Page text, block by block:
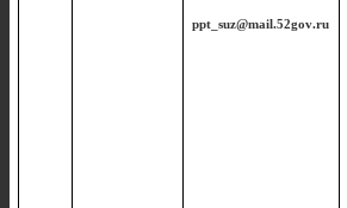
ppt _suz@mail.52gov.ru